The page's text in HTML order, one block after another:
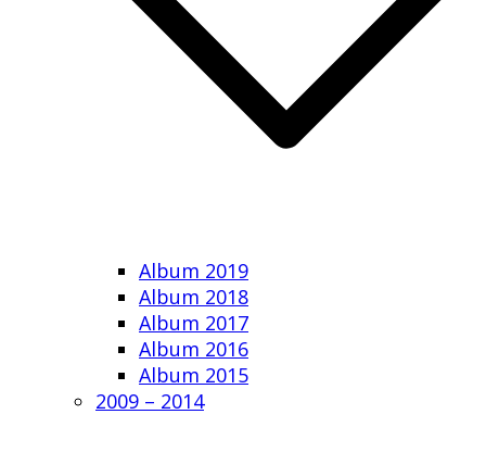
Album 2019
Album 2018
Album 2017
Album 2016
Album 2015
2009 – 2014